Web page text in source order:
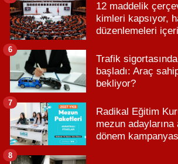
12 maddelik
kimleri kapsıyor,
düzenlemeleri
Trafik
başladı: Araç
bekliyor?
6
Radikal Eğitim
mezun adaylarına
dönem
7
8